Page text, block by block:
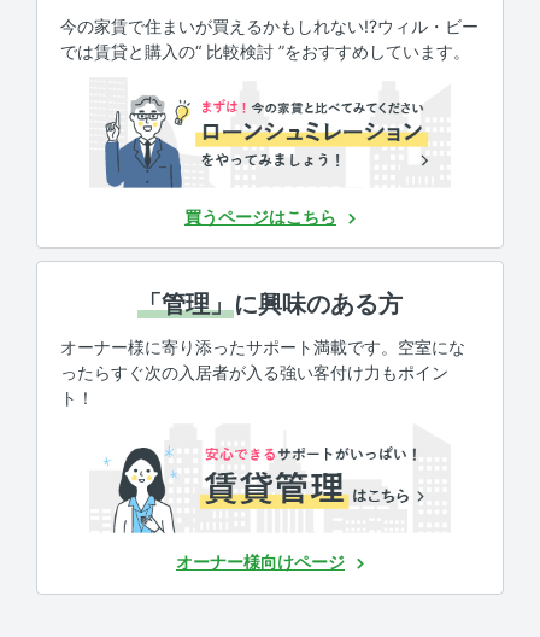
今の家賃で住まいが買えるかもしれない!?ウィル・ビー
では賃貸と購入の“ 比較検討 ”をおすすめしています。
買うページはこちら
「管理」に興味のある方
オーナー様に寄り添ったサポート満載です。空室にな
ったらすぐ次の入居者が入る強い客付け力もポイン
ト！
オーナー様向けページ